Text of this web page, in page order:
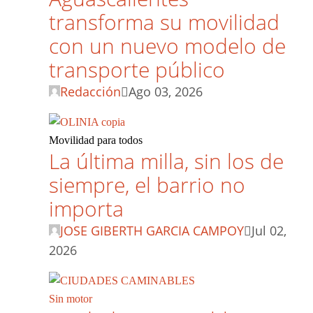
transforma su movilidad
con un nuevo modelo de
transporte público
Redacción Ago 03, 2026
Movilidad para todos
La última milla, sin los de
siempre, el barrio no
importa
JOSE GIBERTH GARCIA CAMPOY Jul 02,
2026
Sin motor